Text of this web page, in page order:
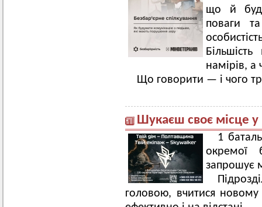
що й
поваги
намірів, а
Що говорити — і чого
Шукаєш своє місце у
1
окремої
запрошує
головою, вчитися